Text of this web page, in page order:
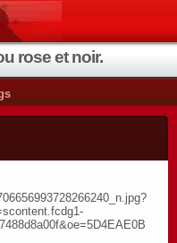
rose et noir.